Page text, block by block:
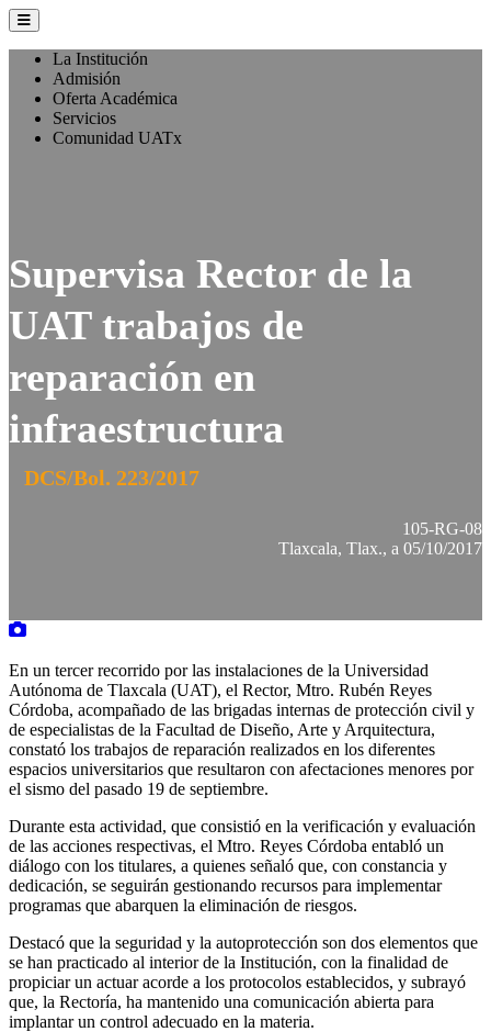
La Institución
Admisión
Oferta Académica
Servicios
Comunidad UATx
Supervisa Rector de la
UAT trabajos de
reparación en
infraestructura
DCS/Bol. 223/2017
105-RG-08
Tlaxcala, Tlax., a 05/10/2017
En un tercer recorrido por las instalaciones de la Universidad
Autónoma de Tlaxcala (UAT), el Rector, Mtro. Rubén Reyes
Córdoba, acompañado de las brigadas internas de protección civil y
de especialistas de la Facultad de Diseño, Arte y Arquitectura,
constató los trabajos de reparación realizados en los diferentes
espacios universitarios que resultaron con afectaciones menores por
el sismo del pasado 19 de septiembre.
Durante esta actividad, que consistió en la verificación y evaluación
de las acciones respectivas, el Mtro. Reyes Córdoba entabló un
diálogo con los titulares, a quienes señaló que, con constancia y
dedicación, se seguirán gestionando recursos para implementar
programas que abarquen la eliminación de riesgos.
Destacó que la seguridad y la autoprotección son dos elementos que
se han practicado al interior de la Institución, con la finalidad de
propiciar un actuar acorde a los protocolos establecidos, y subrayó
que, la Rectoría, ha mantenido una comunicación abierta para
implantar un control adecuado en la materia.